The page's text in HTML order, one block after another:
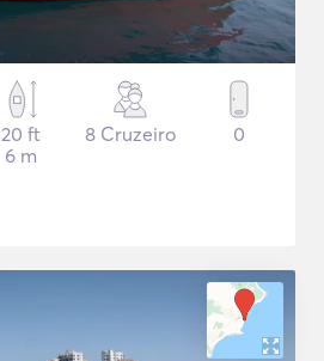
20 ft
6 m
8 Cruzeiro 0